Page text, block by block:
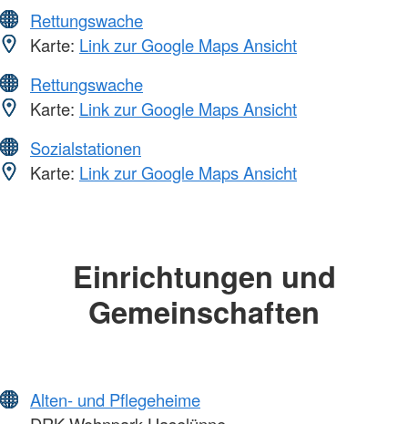
Rettungswache
Karte: Link zur Google Maps Ansicht
Rettungswache
Karte: Link zur Google Maps Ansicht
Sozialstationen
Karte: Link zur Google Maps Ansicht
Einrichtungen und
Gemeinschaften
Alten- und Pflegeheime